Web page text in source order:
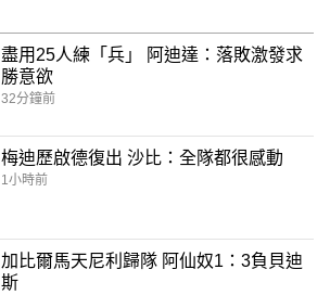
盡用25人練「兵」 阿迪達：落敗激發求
勝意欲
32分鐘前
梅迪歷啟德復出 沙比：全隊都很感動
1小時前
加比爾馬天尼利歸隊 阿仙奴1：3負貝迪
斯